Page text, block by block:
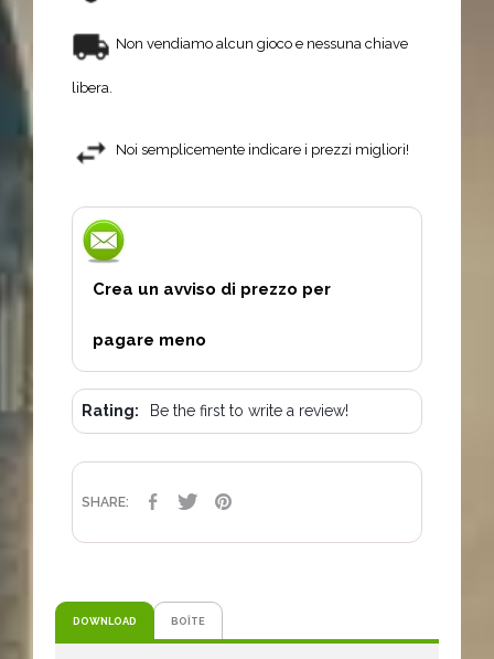
Non vendiamo alcun gioco e nessuna chiave
libera.
Noi semplicemente indicare i prezzi migliori!
Crea un avviso di prezzo per
pagare meno
Rating: Be the first to write a review!
SHARE: CONDIVIDI
TWITTA
DOWNLOAD BOÎTE